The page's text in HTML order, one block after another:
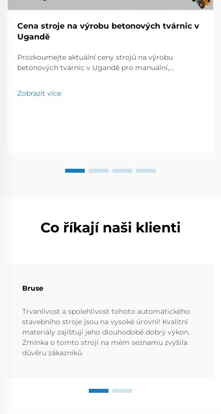
Cena stroje na výrobu betonových tvárnic v
Ugandě
Prozkoumejte aktuální ceny strojů na výrobu
betonových tvárnic v Ugandě pro manuální,
našli nejlepší řešení pro vaše podnikatelské potřeby.
Zobrazit více
Co říkají naši klienti
Bruse
Trvanlivost a spolehlivost tohoto automatického
stavebního stroje jsou na vysoké úrovni! Kvalitní
materiály zajišťují jeho dlouhodobě dobrý výkon.
Zmínka o tomto stroji na mém seznamu zvýšila
důvěru zákazníků.